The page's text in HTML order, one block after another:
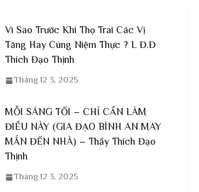
Vì Sao Trước Khi Thọ Trai Các Vị
Tăng Hay Cúng Niệm Thực ? L Đ.Đ
Thích Đạo Thịnh
Tháng 12 3, 2025
MỖI SÁNG TỐI – CHỈ CẦN LÀM
ĐIỀU NÀY (GIA ĐẠO BÌNH AN MAY
MẮN ĐẾN NHÀ) – Thầy Thích Đạo
Thịnh
Tháng 12 3, 2025